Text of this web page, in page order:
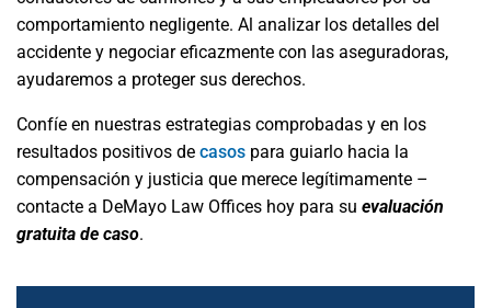
comportamiento negligente. Al analizar los detalles del
accidente y negociar eficazmente con las aseguradoras,
ayudaremos a proteger sus derechos.
Confíe en nuestras estrategias comprobadas y en los
resultados positivos de casos para guiarlo hacia la
compensación y justicia que merece legítimamente –
contacte a DeMayo Law Offices hoy para su evaluación
gratuita de caso.